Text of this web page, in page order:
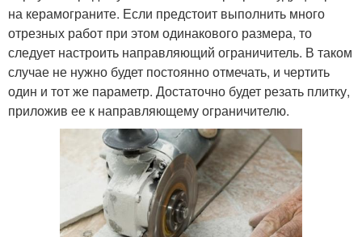
на керамограните. Если предстоит выполнить много
отрезных работ при этом одинакового размера, то
следует настроить направляющий ограничитель. В таком
случае не нужно будет постоянно отмечать, и чертить
один и тот же параметр. Достаточно будет резать плитку,
приложив ее к направляющему ограничителю.